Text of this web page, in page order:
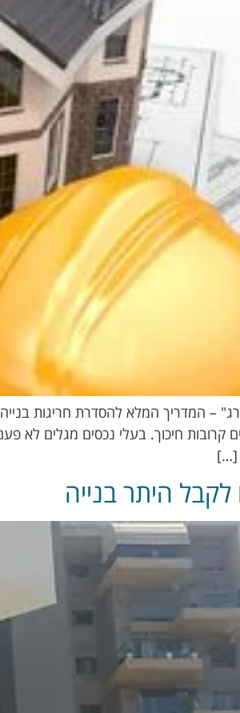
– המדריך המלא להסדרת חריגות בנייה
קרובות חיכוך. בעלי נכסים מגלים לא
[…]
היתר בנייה